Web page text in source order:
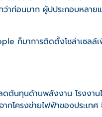
าก่อนมาก ผู้ปประกอบหลาย
ก็มาการติดตั้งโซล่าเซลล์
ดต้นทุนด้านพลังงาน โรงงา
ากโครงข่ายไฟฟ้าของประเ